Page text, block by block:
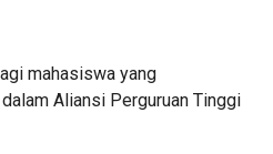
mahasiswa yang
Aliansi Perguruan Tinggi